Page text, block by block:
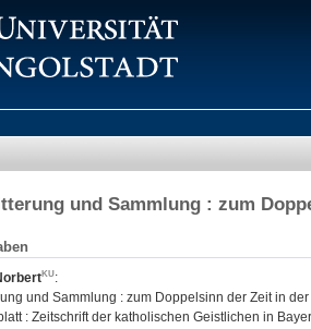
und Sammlung : zum
:
und Sammlung : zum Doppelsinn der Zeit in
: Zeitschrift der katholischen Geistlichen in